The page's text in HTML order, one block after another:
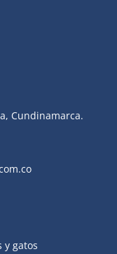
Cundinamarca.
y gatos